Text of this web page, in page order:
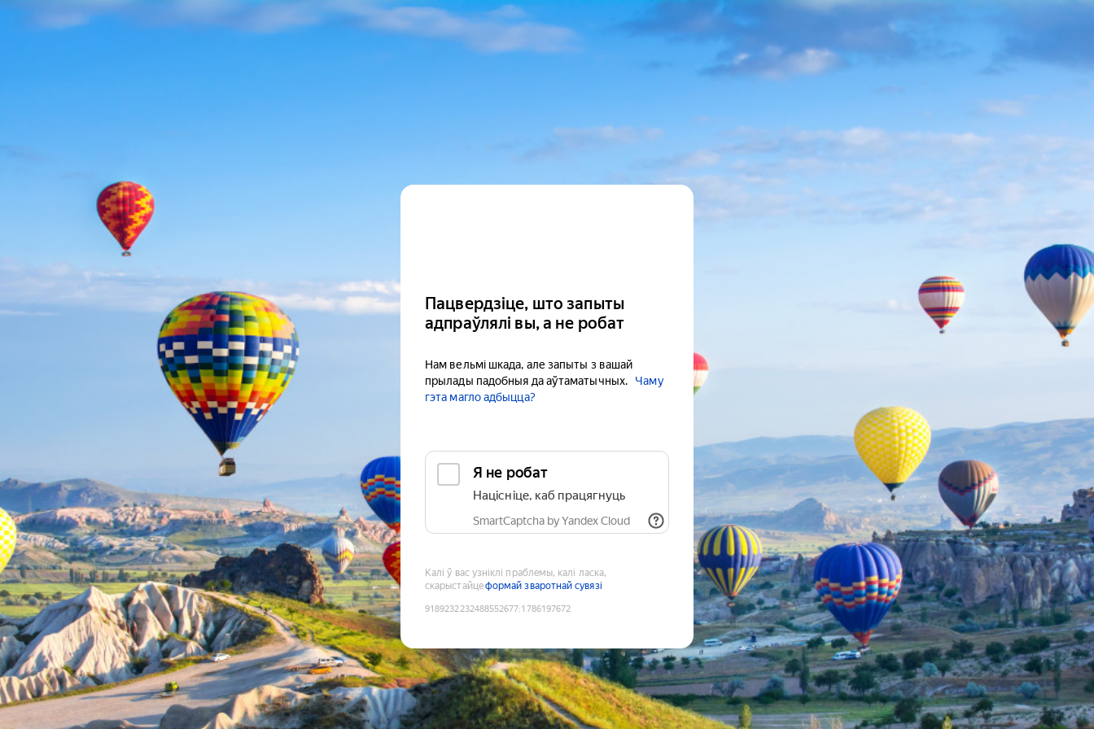
Пацвердзіце, што запыты
адпраўлялі вы, а не робат
Нам вельмі шкада, але запыты з вашай
прылады падобныя да аўтаматычных.
Чаму
гэта магло адбыцца?
Я не робат
Націсніце, каб працягнуць
SmartCaptcha by Yandex Cloud
Калі ў вас узніклі праблемы, калі ласка,
скарыстайцеформай зваротнай сувязі
9189232232488552677:1786197672